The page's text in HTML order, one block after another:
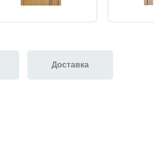
Доставка